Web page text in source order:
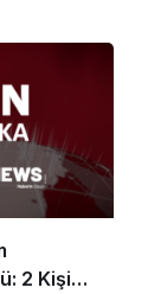
Bulunan
2 Kişi